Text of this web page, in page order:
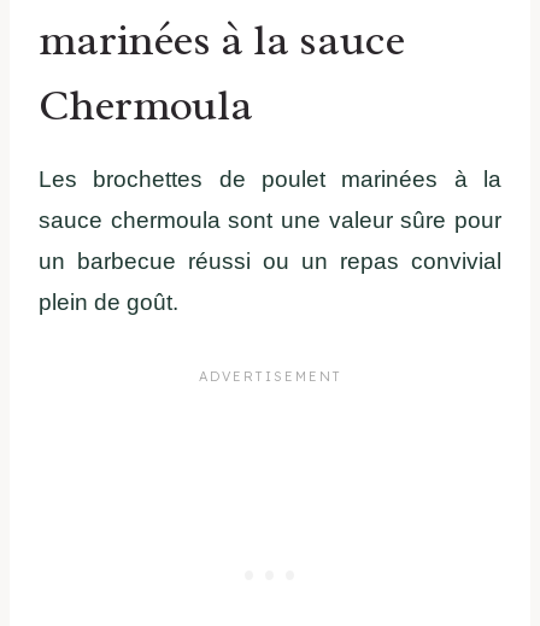
marinées à la sauce
Chermoula
Les brochettes de poulet marinées à la
sauce chermoula sont une valeur sûre pour
un barbecue réussi ou un repas convivial
plein de goût.